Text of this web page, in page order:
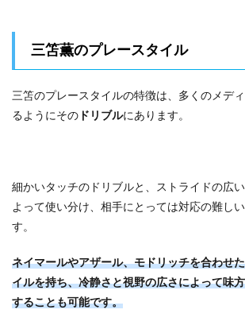
三笘薫のプレースタイル
三笘のプレースタイルの特徴は、多くのメデ
るようにその ドリブルにあります。
細かいタッチのドリブルと、ストライドの広
よって使い分け、相手にとっては対応の難し
す。
ネイマールやアザール、モドリッチを合わせ
イルを持ち、冷静さと視野の広さによって味
することも可能です。